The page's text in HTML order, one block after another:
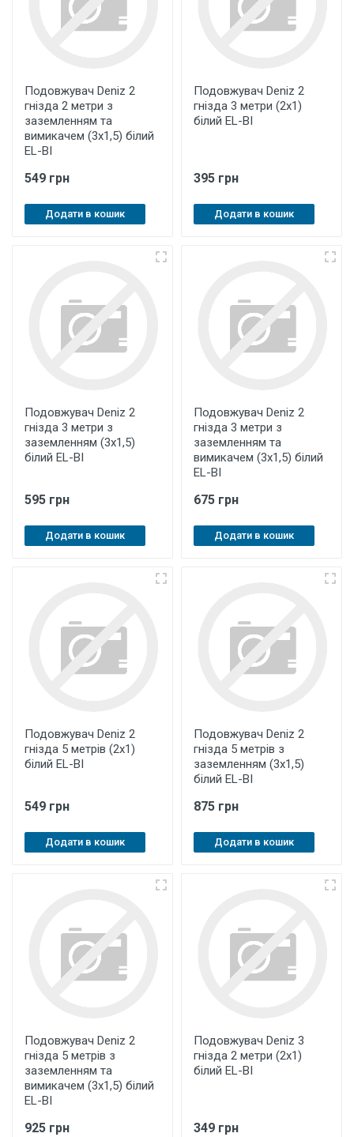
Подовжувач Deniz 2
гнізда 2 метри з
заземленням та
вимикачем (3х1,5) білий
EL-BI
549 грн
Додати в кошик
Подовжувач Deniz 2
гнізда 3 метри (2х1)
білий EL-BI
395 грн
Додати в кошик
Подовжувач Deniz 2
гнізда 3 метри з
заземленням (3х1,5)
білий EL-BI
595 грн
Додати в кошик
Подовжувач Deniz 2
гнізда 3 метри з
заземленням та
вимикачем (3х1,5) білий
EL-BI
675 грн
Додати в кошик
Подовжувач Deniz 2
гнізда 5 метрів (2х1)
білий EL-BI
549 грн
Додати в кошик
Подовжувач Deniz 2
гнізда 5 метрів з
заземленням (3х1,5)
білий EL-BI
875 грн
Додати в кошик
Подовжувач Deniz 2
гнізда 5 метрів з
заземленням та
вимикачем (3х1,5) білий
EL-BI
925 грн
Подовжувач Deniz 3
гнізда 2 метри (2х1)
білий EL-BI
349 грн